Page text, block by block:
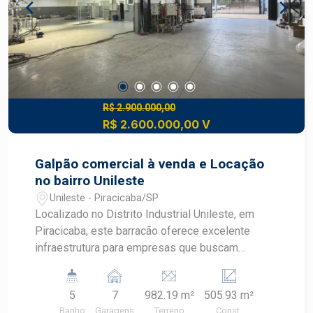
natural (troca constante de ar) Pátio interno para
manobra e mais 30 vagas de veículos Este
barracão possui vocação industrial, sendo ideal
para fábricas, centros logísticos ou empresas
que demandem energia robusta, ventilação
eficiente e excelente espaço operacional. Entre
em contato para mais informações ou agendar
R$ 2.900.000,00
R$ 2.600.000,00 V
Galpão comercial à venda e Locação
no bairro Unileste
Unileste - Piracicaba/SP
Localizado no Distrito Industrial Unileste, em
Piracicaba, este barracão oferece excelente
infraestrutura para empresas que buscam
principais rodovias da região, como a SP-304 e
SP-308, o Unileste abriga mais de 100 empresas
5
Banho
7
Garagens
982.19 m²
Terreno
505.93 m²
Const.